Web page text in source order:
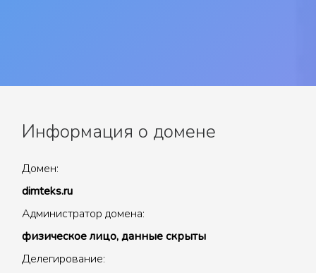
Информация о домене
Домен:
dimteks.ru
Администратор домена:
физическое лицо, данные скрыты
Делегирование: